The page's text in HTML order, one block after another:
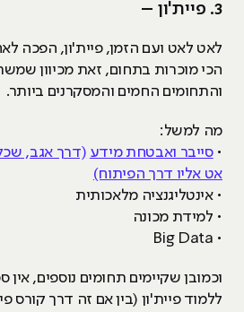
3. פיית'ון –
לאט לאט ועם הזמן, פיית'ון, הפכה
הכי מוכרות בתחום, זאת מכיוון
והתחומים החמים והמסקרנים ביותר.
מה למשל:
•סייבר ואבטחת מידע
אט אליו דרך הפיתוח)
• אינטליגנציה מלאכותית
• למידת מכונה
• Big Data
וכמובן שקיימים תחומים נוספים,
ללמוד פיית'ון (בין אם זה דרך קורס